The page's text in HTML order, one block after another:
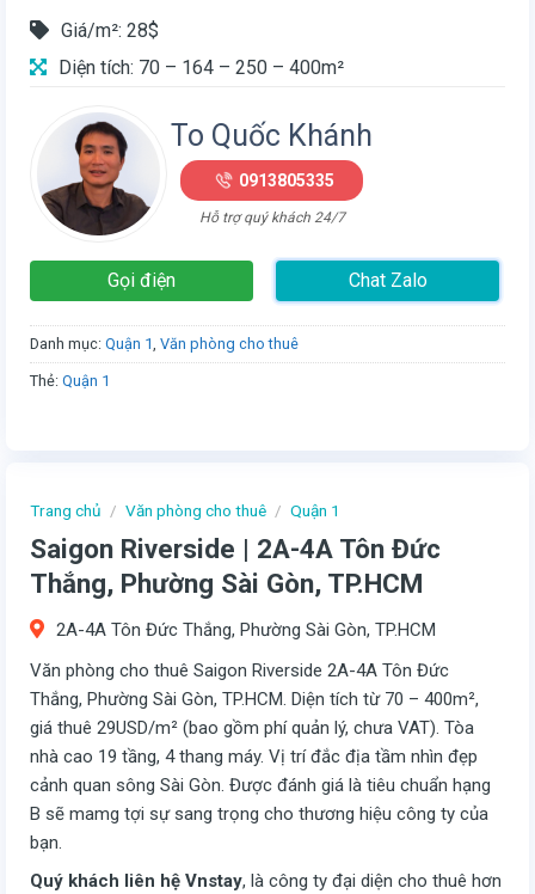
Trang chủ / Văn phòng cho thuê / Quận 1
Saigon Riverside | 2A-4A Tôn Đức
Thắng, Phường Sài Gòn, TP.HCM
2A-4A Tôn Đức Thắng, Phường Sài Gòn, TP.HCM
Văn phòng cho thuê Saigon Riverside 2A-4A Tôn Đức
Thắng, Phường Sài Gòn, TP.HCM. Diện tích từ 70 – 400m²,
giá thuê 29USD/m² (bao gồm phí quản lý, chưa VAT). Tòa
nhà cao 19 tầng, 4 thang máy. Vị trí đắc địa tầm nhìn đẹp
cảnh quan sông Sài Gòn. Được đánh giá là tiêu chuẩn hạng
B sẽ mamg tợi sự sang trọng cho thương hiệu công ty của
bạn.
Quý khách liên hệ Vnstay, là công ty đại diện cho thuê hơn
Giá/m²: 28$
Diện tích: 70 – 164 – 250 – 400m²
To Quốc Khánh
0913805335
Hỗ trợ quý khách 24/7
Gọi điện Chat Zalo
Danh mục: Quận 1, Văn phòng cho thuê
Thẻ: Quận 1